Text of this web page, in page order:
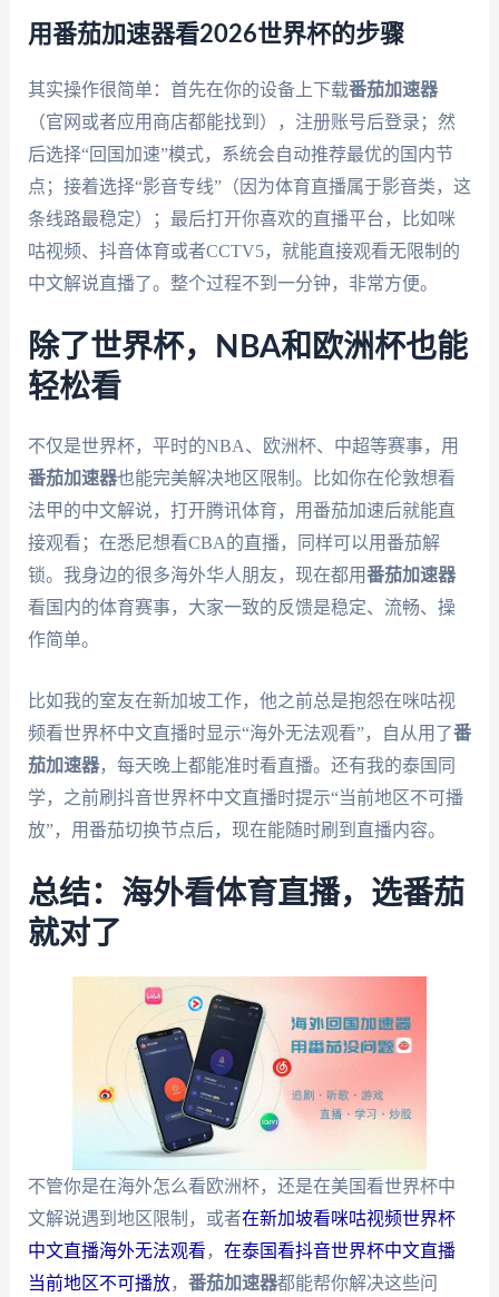
用番茄加速器看2026世界杯的步骤
其实操作很简单：首先在你的设备上下载番茄加速器
（官网或者应用商店都能找到），注册账号后登录；然
后选择“回国加速”模式，系统会自动推荐最优的国内节
点；接着选择“影音专线”（因为体育直播属于影音类，这
条线路最稳定）；最后打开你喜欢的直播平台，比如咪
咕视频、抖音体育或者CCTV5，就能直接观看无限制的
中文解说直播了。整个过程不到一分钟，非常方便。
除了世界杯，NBA和欧洲杯也能
轻松看
不仅是世界杯，平时的NBA、欧洲杯、中超等赛事，用
番茄加速器也能完美解决地区限制。比如你在伦敦想看
法甲的中文解说，打开腾讯体育，用番茄加速后就能直
接观看；在悉尼想看CBA的直播，同样可以用番茄解
锁。我身边的很多海外华人朋友，现在都用番茄加速器
看国内的体育赛事，大家一致的反馈是稳定、流畅、操
作简单。
比如我的室友在新加坡工作，他之前总是抱怨在咪咕视
频看世界杯中文直播时显示“海外无法观看”，自从用了番
茄加速器，每天晚上都能准时看直播。还有我的泰国同
学，之前刷抖音世界杯中文直播时提示“当前地区不可播
放”，用番茄切换节点后，现在能随时刷到直播内容。
总结：海外看体育直播，选番茄
就对了
不管你是在海外怎么看欧洲杯，还是在美国看世界杯中
文解说遇到地区限制，或者在新加坡看咪咕视频世界杯
中文直播海外无法观看 ， 在泰国看抖音世界杯中文直播
当前地区不可播放， 番茄加速器都能帮你解决这些问